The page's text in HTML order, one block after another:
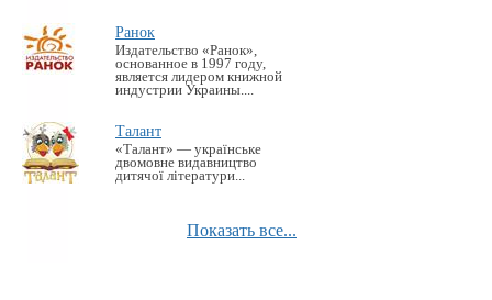
Ранок
Издательство «Ранок»,
основанное в 1997 году,
является лидером книжной
индустрии Украины....
Талант
«Талант» — українське
двомовне видавництво
дитячої літератури...
Показать все...